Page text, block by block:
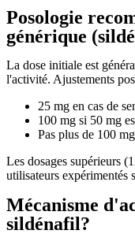
Posologie
générique
La dose initiale est
l'activité. Ajustements
25 mg en cas de
100 mg si 50 mg
Pas plus de 100
Les dosages supérieurs
utilisateurs expérimentés
Mécanisme
sildénafil?